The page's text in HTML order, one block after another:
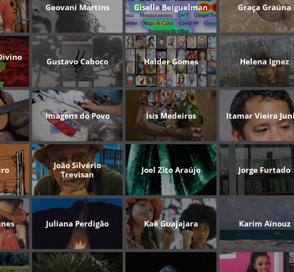
Geovani Martins Giselle Beiguelman Graça Graúna
Gustavo Caboco Halder Gomes Helena Ignez
Imagens do Povo Ísis Medeiros Itamar Vieira
João Silvério
Trevisan
Joel Zito Araújo Jorge Furtado
Juliana Perdigão Kaê Guajajara Karim Aïnouz